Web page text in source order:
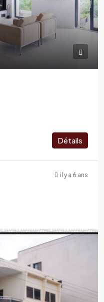
Détails
il y a 6 ans